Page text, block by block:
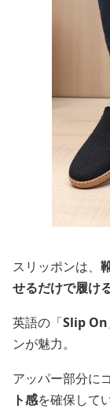
スリッポンは、
せるだけで履け
英語の「Slip On
ンが魅力。
アッパー部分に
ト感を確保して